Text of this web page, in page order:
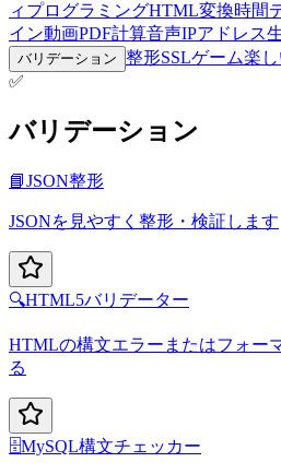
ィ プログラミングHTML変換時間
イン動画PDF計算音声IPアドレス
バリデーション 整形SSLゲーム楽
✅
バリデーション
📘JSON整形
JSONを見やすく整形・検証します
🔍HTML5バリデーター
HTMLの構文エラーまたはフォー
る
🗄️MySQL構文チェッカー